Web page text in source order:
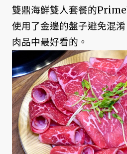
雙鼎海鮮雙人套餐的
使用了金邊的盤子避免混
肉品中最好看的。